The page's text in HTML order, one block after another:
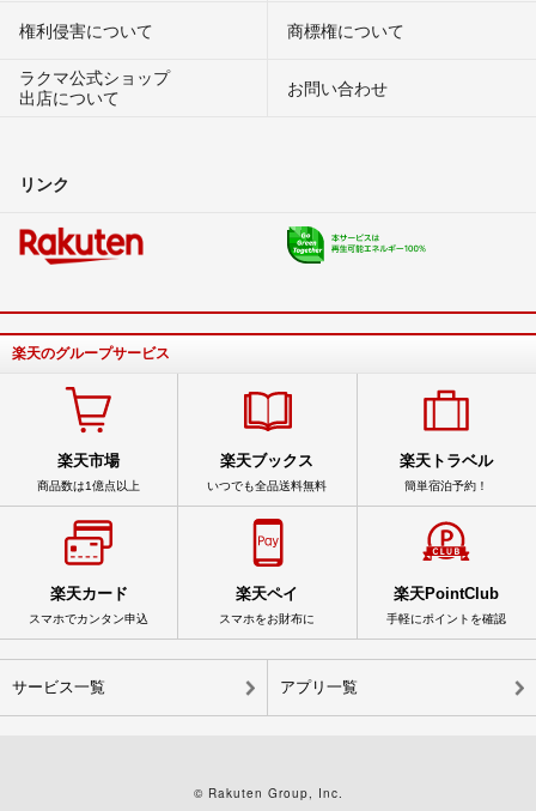
権利侵害について
商標権について
ラクマ公式ショップ
出店について
お問い合わせ
リンク
楽天のグループサービス
楽天市場
商品数は1億点以上
楽天ブックス
いつでも全品送料無料
楽天トラベル
簡単宿泊予約！
楽天カード
スマホでカンタン申込
楽天ペイ
スマホをお財布に
楽天PointClub
手軽にポイントを確認
サービス一覧 アプリ一覧
© Rakuten Group, Inc.